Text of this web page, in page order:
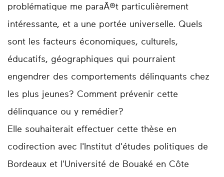
problématique me paraÃ®t particulièrement
intéressante, et a une portée universelle. Quels
sont les facteurs économiques, culturels,
éducatifs, géographiques qui pourraient
engendrer des comportements délinquants chez
les plus jeunes? Comment prévenir cette
délinquance ou y remédier?
Elle souhaiterait effectuer cette thèse en
codirection avec l'Institut d'études politiques de
Bordeaux et l'Université de Bouaké en Côte